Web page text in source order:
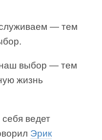
— тем
выбор — тем
жизнь
ведет
Эрик